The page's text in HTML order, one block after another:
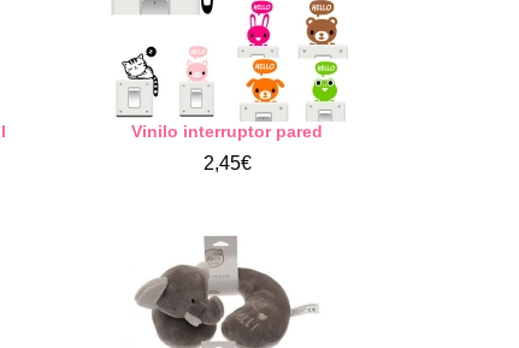
Vinilo interruptor pared
2,45€